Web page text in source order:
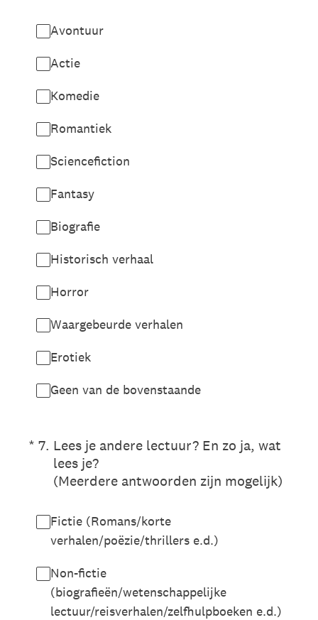
Avontuur
Actie
Komedie
Romantiek
Sciencefiction
Fantasy
Biografie
Historisch verhaal
Horror
Waargebeurde verhalen
Erotiek
Geen van de bovenstaande
* 7. Lees je andere lectuur? En zo ja, wat
lees je?
(Meerdere antwoorden zijn mogelijk)
(Vereist.)
Fictie (Romans/korte
verhalen/poëzie/thrillers e.d.)
Non-fictie
(biografieën/wetenschappelijke
lectuur/reisverhalen/zelfhulpboeken e.d.)